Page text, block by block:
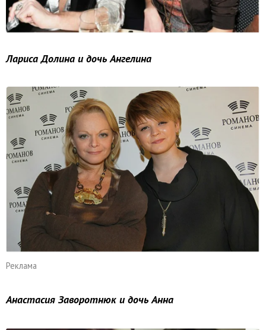
Лариса Долина и дочь Ангелина
Реклама
Анастасия Заворотнюк и дочь Анна